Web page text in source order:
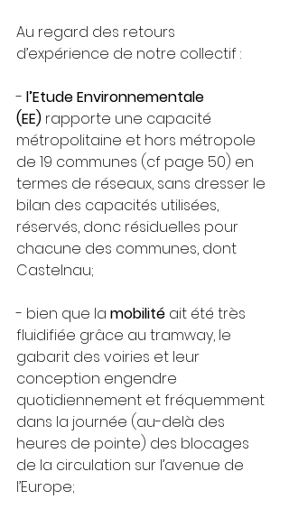
Au regard des retours
d’expérience de notre collectif :
- l’Etude Environnementale
(EE) rapporte une capacité
métropolitaine et hors métropole
de 19 communes (cf page 50) en
termes de réseaux, sans dresser le
bilan des capacités utilisées,
réservés, donc résiduelles pour
chacune des communes, dont
Castelnau;
- bien que la mobilité ait été très
fluidifiée grâce au tramway, le
gabarit des voiries et leur
conception engendre
quotidiennement et fréquemment
dans la journée (au-delà des
heures de pointe) des blocages
de la circulation sur l’avenue de
l’Europe;